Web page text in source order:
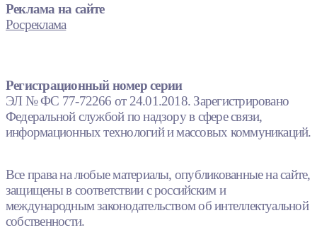
Реклама на сайте
Росреклама
Регистрационный номер серии
ЭЛ № ФС 77-72266 от 24.01.2018. Зарегистрировано
Федеральной службой по надзору в сфере связи,
информационных технологий и массовых коммуникаций.
Все права на любые материалы, опубликованные на сайте,
защищены в соответствии с российским и
международным законодательством об интеллектуальной
собственности.